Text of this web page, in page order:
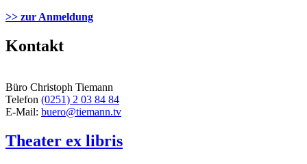
>> zur Anmeldung
Kontakt
Büro Christoph Tiemann
Telefon (0251) 2 03 84 84
E-Mail: buero@tiemann.tv
Theater ex libris